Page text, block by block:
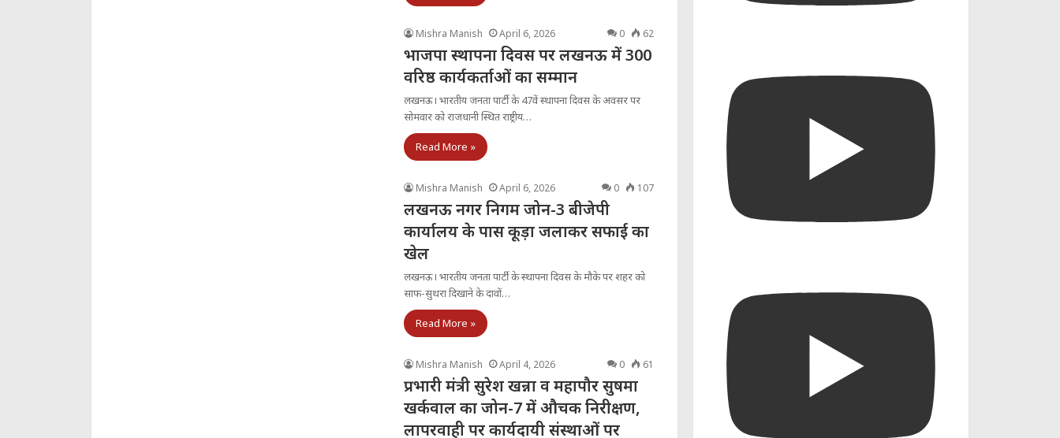
Mishra Manish April 6, 2026 0 62
भाजपा स्थापना दिवस पर लखनऊ में 300
वरिष्ठ कार्यकर्ताओं का सम्मान
लखनऊ। भारतीय जनता पार्टी के 47वें स्थापना दिवस के अवसर पर
सोमवार को राजधानी स्थित राष्ट्रीय…
Read More »
Mishra Manish April 6, 2026 0 107
लखनऊ नगर निगम जोन-3 बीजेपी
कार्यालय के पास कूड़ा जलाकर सफाई का
खेल
लखनऊ। भारतीय जनता पार्टी के स्थापना दिवस के मौके पर शहर को
साफ-सुथरा दिखाने के दावों…
Read More »
Mishra Manish April 4, 2026 0 61
प्रभारी मंत्री सुरेश खन्ना व महापौर सुषमा
खर्कवाल का जोन-7 में औचक निरीक्षण,
लापरवाही पर कार्यदायी संस्थाओं पर